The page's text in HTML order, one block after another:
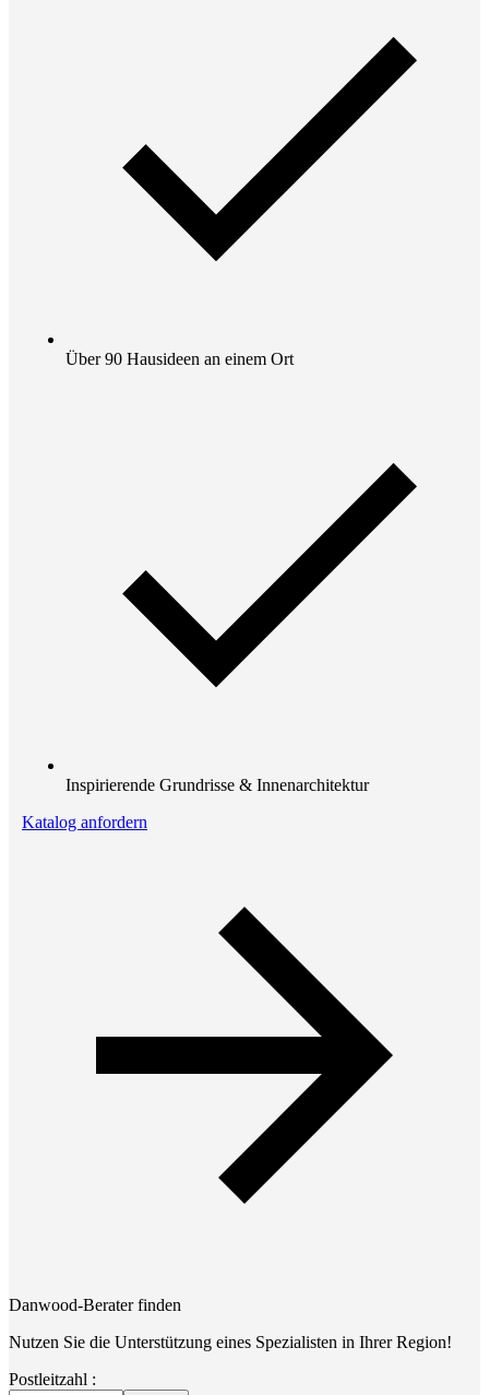
Über 90 Hausideen an einem Ort
Inspirierende Grundrisse & Innenarchitektur
Katalog anfordern
Danwood-Berater finden
Nutzen Sie die Unterstützung eines Spezialisten in Ihrer Region!
Postleitzahl :